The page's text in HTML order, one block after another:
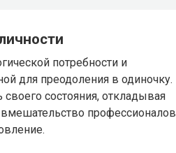
потребности и
для преодоления в одиночку.
состояния, откладывая
профессионалов